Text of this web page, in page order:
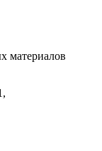
материалов